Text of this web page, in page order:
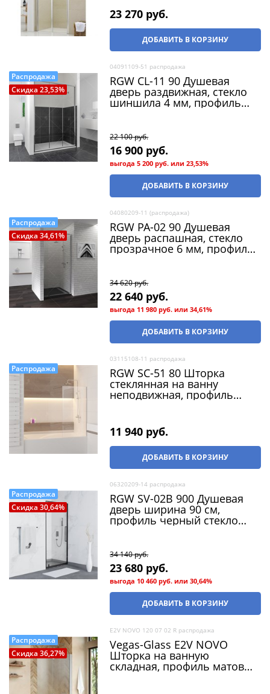
23 270 руб.
ДОБАВИТЬ В КОРЗИНУ
Распродажа
Скидка 23,53%
04091109-51 распродажа
RGW CL-11 90 Душевая
дверь раздвижная, стекло
шиншила 4 мм, профиль
22 100 руб.
16 900 руб.
выгода5 200 руб. или23,53%
ДОБАВИТЬ В КОРЗИНУ
Распродажа
Скидка 34,61%
04080209-11 (распродажа)
RGW PA-02 90 Душевая
дверь распашная, стекло
прозрачное 6 мм, профиль
34 620 руб.
22 640 руб.
выгода 11 980 руб. или34,61%
ДОБАВИТЬ В КОРЗИНУ
Распродажа
03115108-11 распродажа
RGW SC-51 80 Шторка
стеклянная на ванну
неподвижная, профиль
11 940 руб.
ДОБАВИТЬ В КОРЗИНУ
Распродажа
Скидка 30,64%
06320209-14 распродажа
RGW SV-02B 900 Душевая
дверь ширина 90 см,
профиль черный стекло
34 140 руб.
23 680 руб.
выгода 10 460 руб. или30,64%
ДОБАВИТЬ В КОРЗИНУ
Распродажа
Скидка 36,27%
E2V NOVO 120 07 02 R распродажа
Vegas-Glass E2V NOVO
Шторка на ванную
складная, профиль матовый